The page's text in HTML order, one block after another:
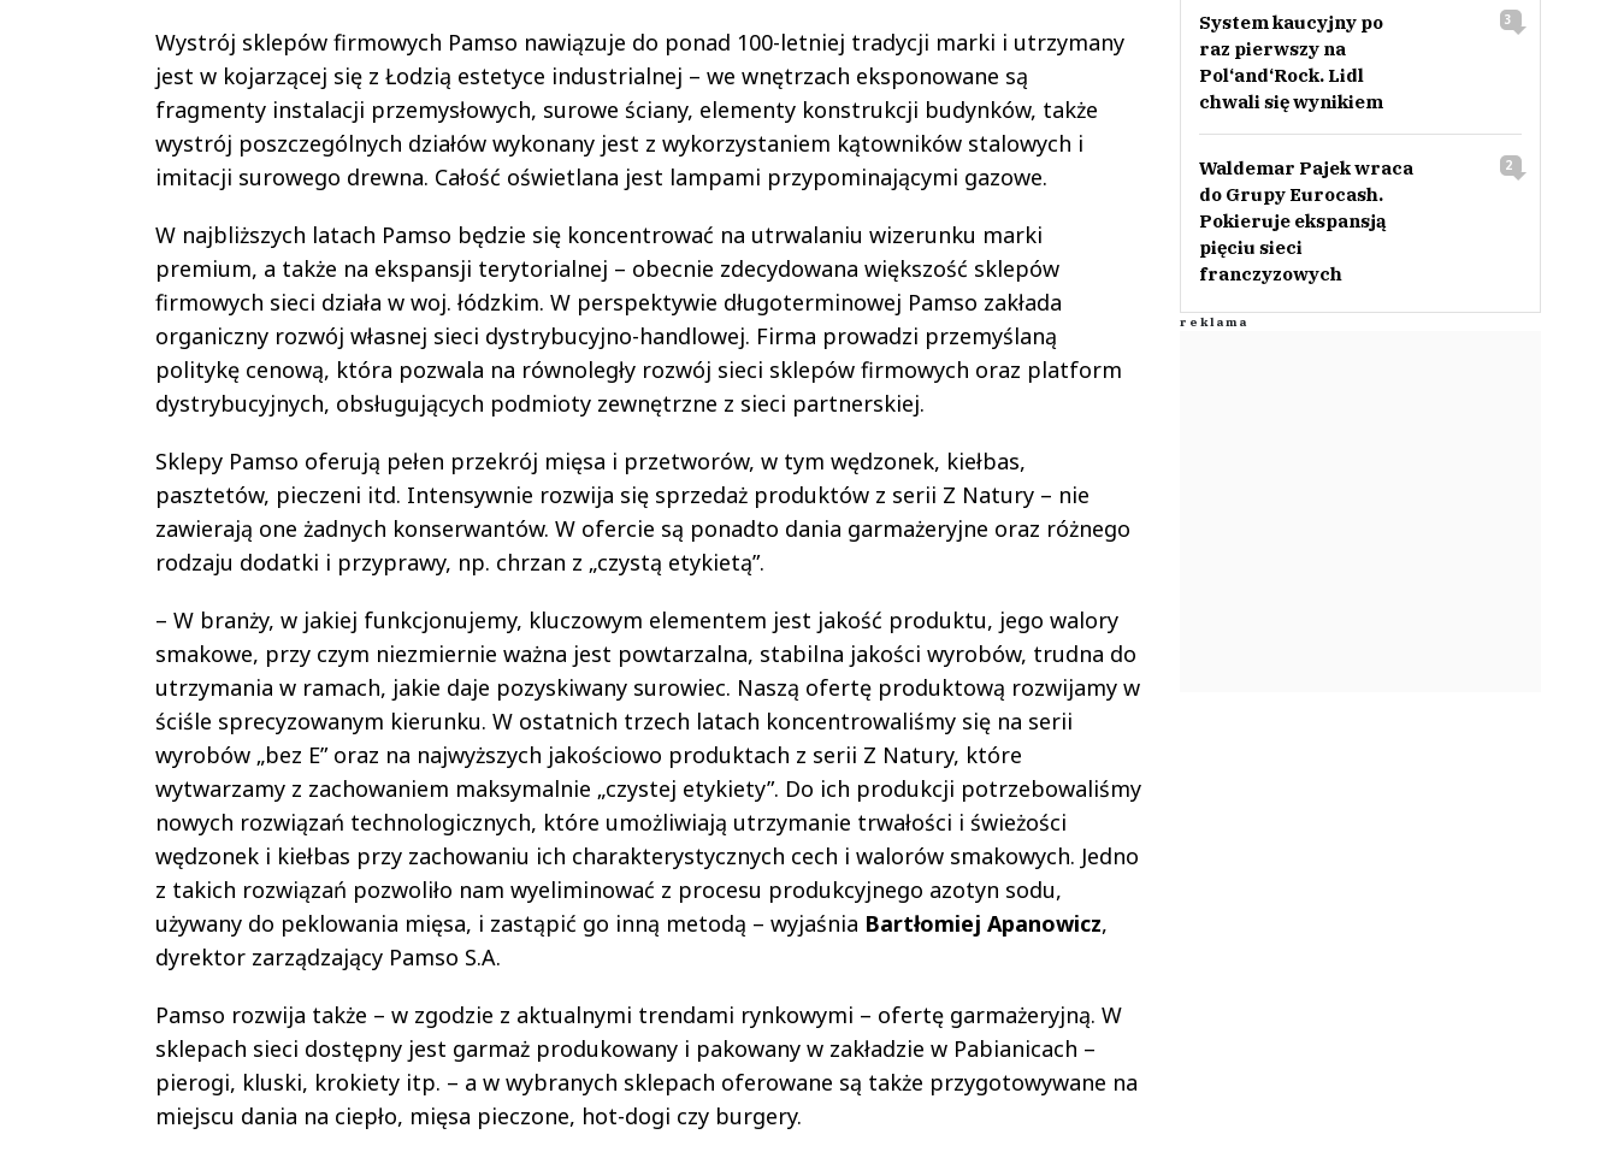
Wystrój sklepów firmowych Pamso nawiązuje do ponad 100-letniej tradycji marki i utrzymany
jest w kojarzącej się z Łodzią estetyce industrialnej – we wnętrzach eksponowane są
fragmenty instalacji przemysłowych, surowe ściany, elementy konstrukcji budynków, także
wystrój poszczególnych działów wykonany jest z wykorzystaniem kątowników stalowych i
imitacji surowego drewna. Całość oświetlana jest lampami przypominającymi gazowe.
W najbliższych latach Pamso będzie się koncentrować na utrwalaniu wizerunku marki
premium, a także na ekspansji terytorialnej – obecnie zdecydowana większość sklepów
firmowych sieci działa w woj. łódzkim. W perspektywie długoterminowej Pamso zakłada
organiczny rozwój własnej sieci dystrybucyjno-handlowej. Firma prowadzi przemyślaną
politykę cenową, która pozwala na równoległy rozwój sieci sklepów firmowych oraz platform
dystrybucyjnych, obsługujących podmioty zewnętrzne z sieci partnerskiej.
Sklepy Pamso oferują pełen przekrój mięsa i przetworów, w tym wędzonek, kiełbas,
pasztetów, pieczeni itd. Intensywnie rozwija się sprzedaż produktów z serii Z Natury – nie
zawierają one żadnych konserwantów. W ofercie są ponadto dania garmażeryjne oraz różnego
rodzaju dodatki i przyprawy, np. chrzan z „czystą etykietą”.
– W branży, w jakiej funkcjonujemy, kluczowym elementem jest jakość produktu, jego walory
smakowe, przy czym niezmiernie ważna jest powtarzalna, stabilna jakości wyrobów, trudna do
utrzymania w ramach, jakie daje pozyskiwany surowiec. Naszą ofertę produktową rozwijamy w
ściśle sprecyzowanym kierunku. W ostatnich trzech latach koncentrowaliśmy się na serii
wyrobów „bez E” oraz na najwyższych jakościowo produktach z serii Z Natury, które
wytwarzamy z zachowaniem maksymalnie „czystej etykiety”. Do ich produkcji potrzebowaliśmy
nowych rozwiązań technologicznych, które umożliwiają utrzymanie trwałości i świeżości
wędzonek i kiełbas przy zachowaniu ich charakterystycznych cech i walorów smakowych. Jedno
z takich rozwiązań pozwoliło nam wyeliminować z procesu produkcyjnego azotyn sodu,
używany do peklowania mięsa, i zastąpić go inną metodą – wyjaśnia Bartłomiej Apanowicz,
dyrektor zarządzający Pamso S.A.
Pamso rozwija także – w zgodzie z aktualnymi trendami rynkowymi – ofertę garmażeryjną. W
sklepach sieci dostępny jest garmaż produkowany i pakowany w zakładzie w Pabianicach –
pierogi, kluski, krokiety itp. – a w wybranych sklepach oferowane są także przygotowywane na
miejscu dania na ciepło, mięsa pieczone, hot-dogi czy burgery.
System kaucyjny po
raz pierwszy na
Pol‘and‘Rock. Lidl
chwali się wynikiem
3
Waldemar Pajek wraca
do Grupy Eurocash.
Pokieruje ekspansją
pięciu sieci
franczyzowych
2